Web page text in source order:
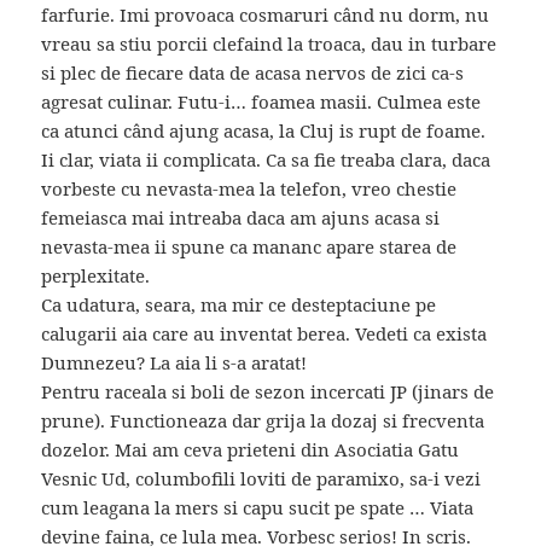
farfurie. Imi provoaca cosmaruri când nu dorm, nu
vreau sa stiu porcii clefaind la troaca, dau in turbare
si plec de fiecare data de acasa nervos de zici ca-s
agresat culinar. Futu-i… foamea masii. Culmea este
ca atunci când ajung acasa, la Cluj is rupt de foame.
Ii clar, viata ii complicata. Ca sa fie treaba clara, daca
vorbeste cu nevasta-mea la telefon, vreo chestie
femeiasca mai intreaba daca am ajuns acasa si
nevasta-mea ii spune ca mananc apare starea de
perplexitate.
Ca udatura, seara, ma mir ce desteptaciune pe
calugarii aia care au inventat berea. Vedeti ca exista
Dumnezeu? La aia li s-a aratat!
Pentru raceala si boli de sezon incercati JP (jinars de
prune). Functioneaza dar grija la dozaj si frecventa
dozelor. Mai am ceva prieteni din Asociatia Gatu
Vesnic Ud, columbofili loviti de paramixo, sa-i vezi
cum leagana la mers si capu sucit pe spate … Viata
devine faina, ce lula mea. Vorbesc serios! In scris.